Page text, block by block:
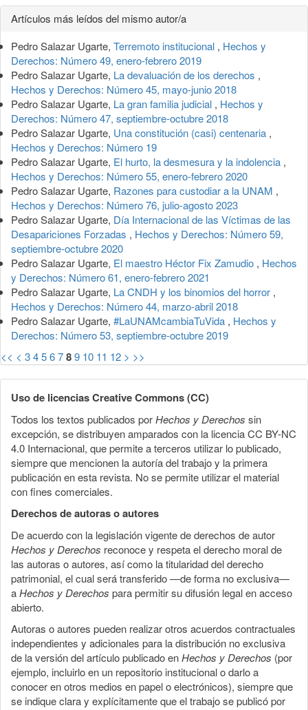
Detalles
del
artículo
Artículos más leídos del mismo autor/a
Pedro Salazar Ugarte, Terremoto institucional , Hechos y
Derechos: Número 49, enero-febrero 2019
Pedro Salazar Ugarte, La devaluación de los derechos ,
Hechos y Derechos: Número 45, mayo-junio 2018
Pedro Salazar Ugarte, La gran familia judicial , Hechos y
Derechos: Número 47, septiembre-octubre 2018
Pedro Salazar Ugarte, Una constitución (casi) centenaria ,
Hechos y Derechos: Número 19
Pedro Salazar Ugarte, El hurto, la desmesura y la indolencia ,
Hechos y Derechos: Número 55, enero-febrero 2020
Pedro Salazar Ugarte, Razones para custodiar a la UNAM ,
Hechos y Derechos: Número 76, julio-agosto 2023
Pedro Salazar Ugarte, Día Internacional de las Víctimas de las
Desapariciones Forzadas , Hechos y Derechos: Número 59,
septiembre-octubre 2020
Pedro Salazar Ugarte, El maestro Héctor Fix Zamudio , Hechos
y Derechos: Número 61, enero-febrero 2021
Pedro Salazar Ugarte, La CNDH y los binomios del horror ,
Hechos y Derechos: Número 44, marzo-abril 2018
Pedro Salazar Ugarte, #LaUNAMcambiaTuVida , Hechos y
Derechos: Número 53, septiembre-octubre 2019
<< < 3456789 10 11 12 > >>
Uso de licencias Creative Commons (CC)
Todos los textos publicados porHechos y Derechos sin
excepción, se distribuyen amparados con la licencia CC BY-NC
4.0 Internacional, que permite a terceros utilizar lo publicado,
siempre que mencionen la autoría del trabajo y la primera
publicación en esta revista. No se permite utilizar el material
con fines comerciales.
Derechos de autoras o autores
De acuerdo con la legislación vigente de derechos de autor
Hechos y Derechos reconoce y respeta el derecho moral de
las autoras o autores, así como la titularidad del derecho
patrimonial, el cual será transferido —de forma no exclusiva—
aHechos y Derechos para permitir su difusión legal en acceso
abierto.
Autoras o autores pueden realizar otros acuerdos contractuales
independientes y adicionales para la distribución no exclusiva
de la versión del artículo publicado enHechos y Derechos (por
ejemplo, incluirlo en un repositorio institucional o darlo a
conocer en otros medios en papel o electrónicos), siempre que
se indique clara y explícitamente que el trabajo se publicó por